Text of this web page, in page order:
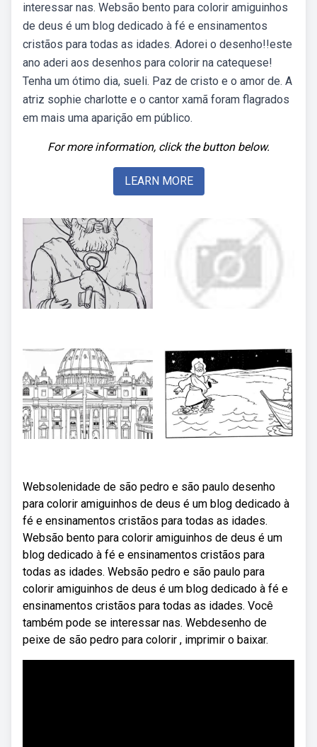
interessar nas. Websão bento para colorir amiguinhos
de deus é um blog dedicado à fé e ensinamentos
cristãos para todas as idades. Adorei o desenho!!este
ano aderi aos desenhos para colorir na catequese!
Tenha um ótimo dia, sueli. Paz de cristo e o amor de. A
atriz sophie charlotte e o cantor xamã foram flagrados
em mais uma aparição em público.
For more information, click the button below.
LEARN MORE
Websolenidade de são pedro e são paulo desenho
para colorir amiguinhos de deus é um blog dedicado à
fé e ensinamentos cristãos para todas as idades.
Websão bento para colorir amiguinhos de deus é um
blog dedicado à fé e ensinamentos cristãos para
todas as idades. Websão pedro e são paulo para
colorir amiguinhos de deus é um blog dedicado à fé e
ensinamentos cristãos para todas as idades. Você
também pode se interessar nas. Webdesenho de
peixe de são pedro para colorir , imprimir o baixar.